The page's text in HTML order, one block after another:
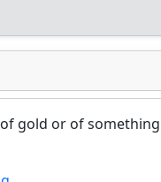
gold or of